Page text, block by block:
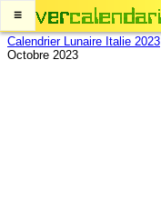
≡
Calendrier Lunaire Italie 2023
Octobre 2023